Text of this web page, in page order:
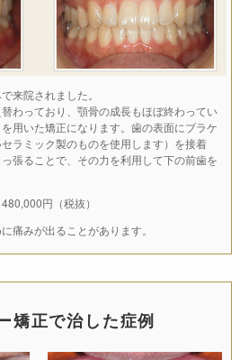
来院されました。
わっており、顎骨の成長もほぼ終わってい
用いた矯正になります。歯の表面にブラケ
ラミック製のものを使用します）を接着
張ることで、その力を利用して下の前歯を
円（税抜）
痛みが出ることがあります。
矯正で治した症例